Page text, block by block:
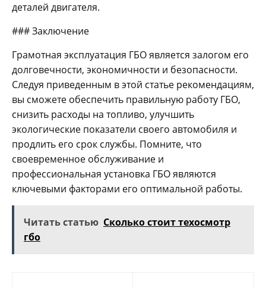
деталей двигателя.
### Заключение
Грамотная эксплуатация ГБО является залогом его
долговечности, экономичности и безопасности.
Следуя приведенным в этой статье рекомендациям,
вы сможете обеспечить правильную работу ГБО,
снизить расходы на топливо, улучшить
экологические показатели своего автомобиля и
продлить его срок службы. Помните, что
своевременное обслуживание и
профессиональная установка ГБО являются
ключевыми факторами его оптимальной работы.
Читать статью Сколько стоит техосмотр
гбо